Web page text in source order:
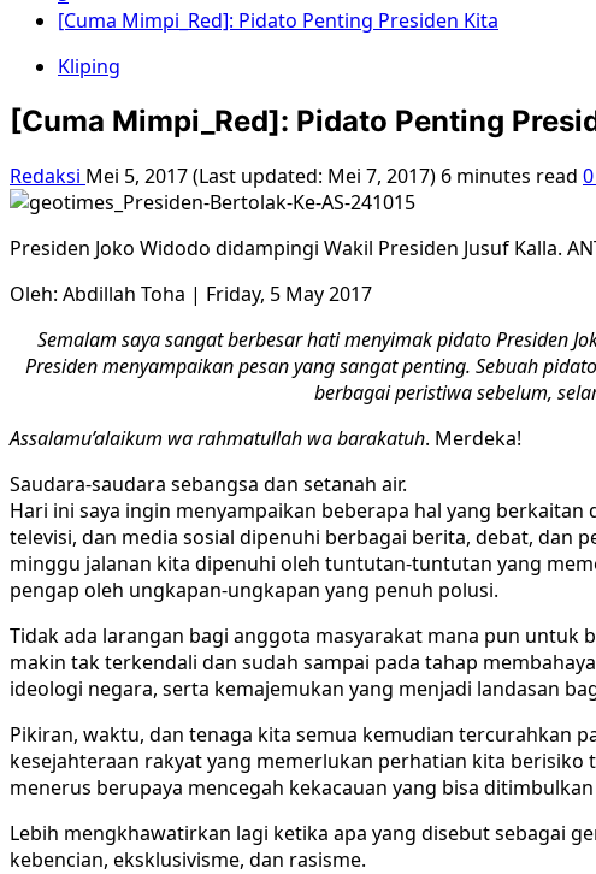
[Cuma Mimpi_Red]: Pidato Penting Presiden Kita
Kliping
[Cuma Mimpi_Red]: Pidato Penting
Redaksi Mei 5, 2017 (Last updated: Mei 7, 2017) 6 minutes read
Presiden Joko Widodo didampingi Wakil Presiden Jusuf Kalla.
Oleh: Abdillah Toha | Friday, 5 May 2017
Semalam saya sangat berbesar hati menyimak pidato Presiden
Presiden menyampaikan pesan yang sangat penting. Sebuah
berbagai peristiwa sebelum,
Assalamu’alaikum wa rahmatullah wa barakatuh. Merdeka!
Saudara-saudara sebangsa dan setanah air.
Hari ini saya ingin menyampaikan beberapa hal yang
televisi, dan media sosial dipenuhi berbagai berita, debat, dan
minggu jalanan kita dipenuhi oleh tuntutan-tuntutan yang
pengap oleh ungkapan-ungkapan yang penuh polusi.
Tidak ada larangan bagi anggota masyarakat mana pun untuk
makin tak terkendali dan sudah sampai pada tahap
ideologi negara, serta kemajemukan yang menjadi landasan
Pikiran, waktu, dan tenaga kita semua kemudian tercurahkan
kesejahteraan rakyat yang memerlukan perhatian kita
menerus berupaya mencegah kekacauan yang bisa
Lebih mengkhawatirkan lagi ketika apa yang disebut sebagai
kebencian, eksklusivisme, dan rasisme.